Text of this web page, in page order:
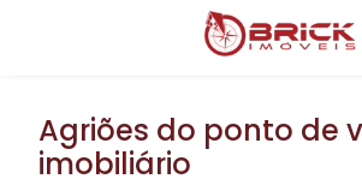
Agriões do ponto de
imobiliário